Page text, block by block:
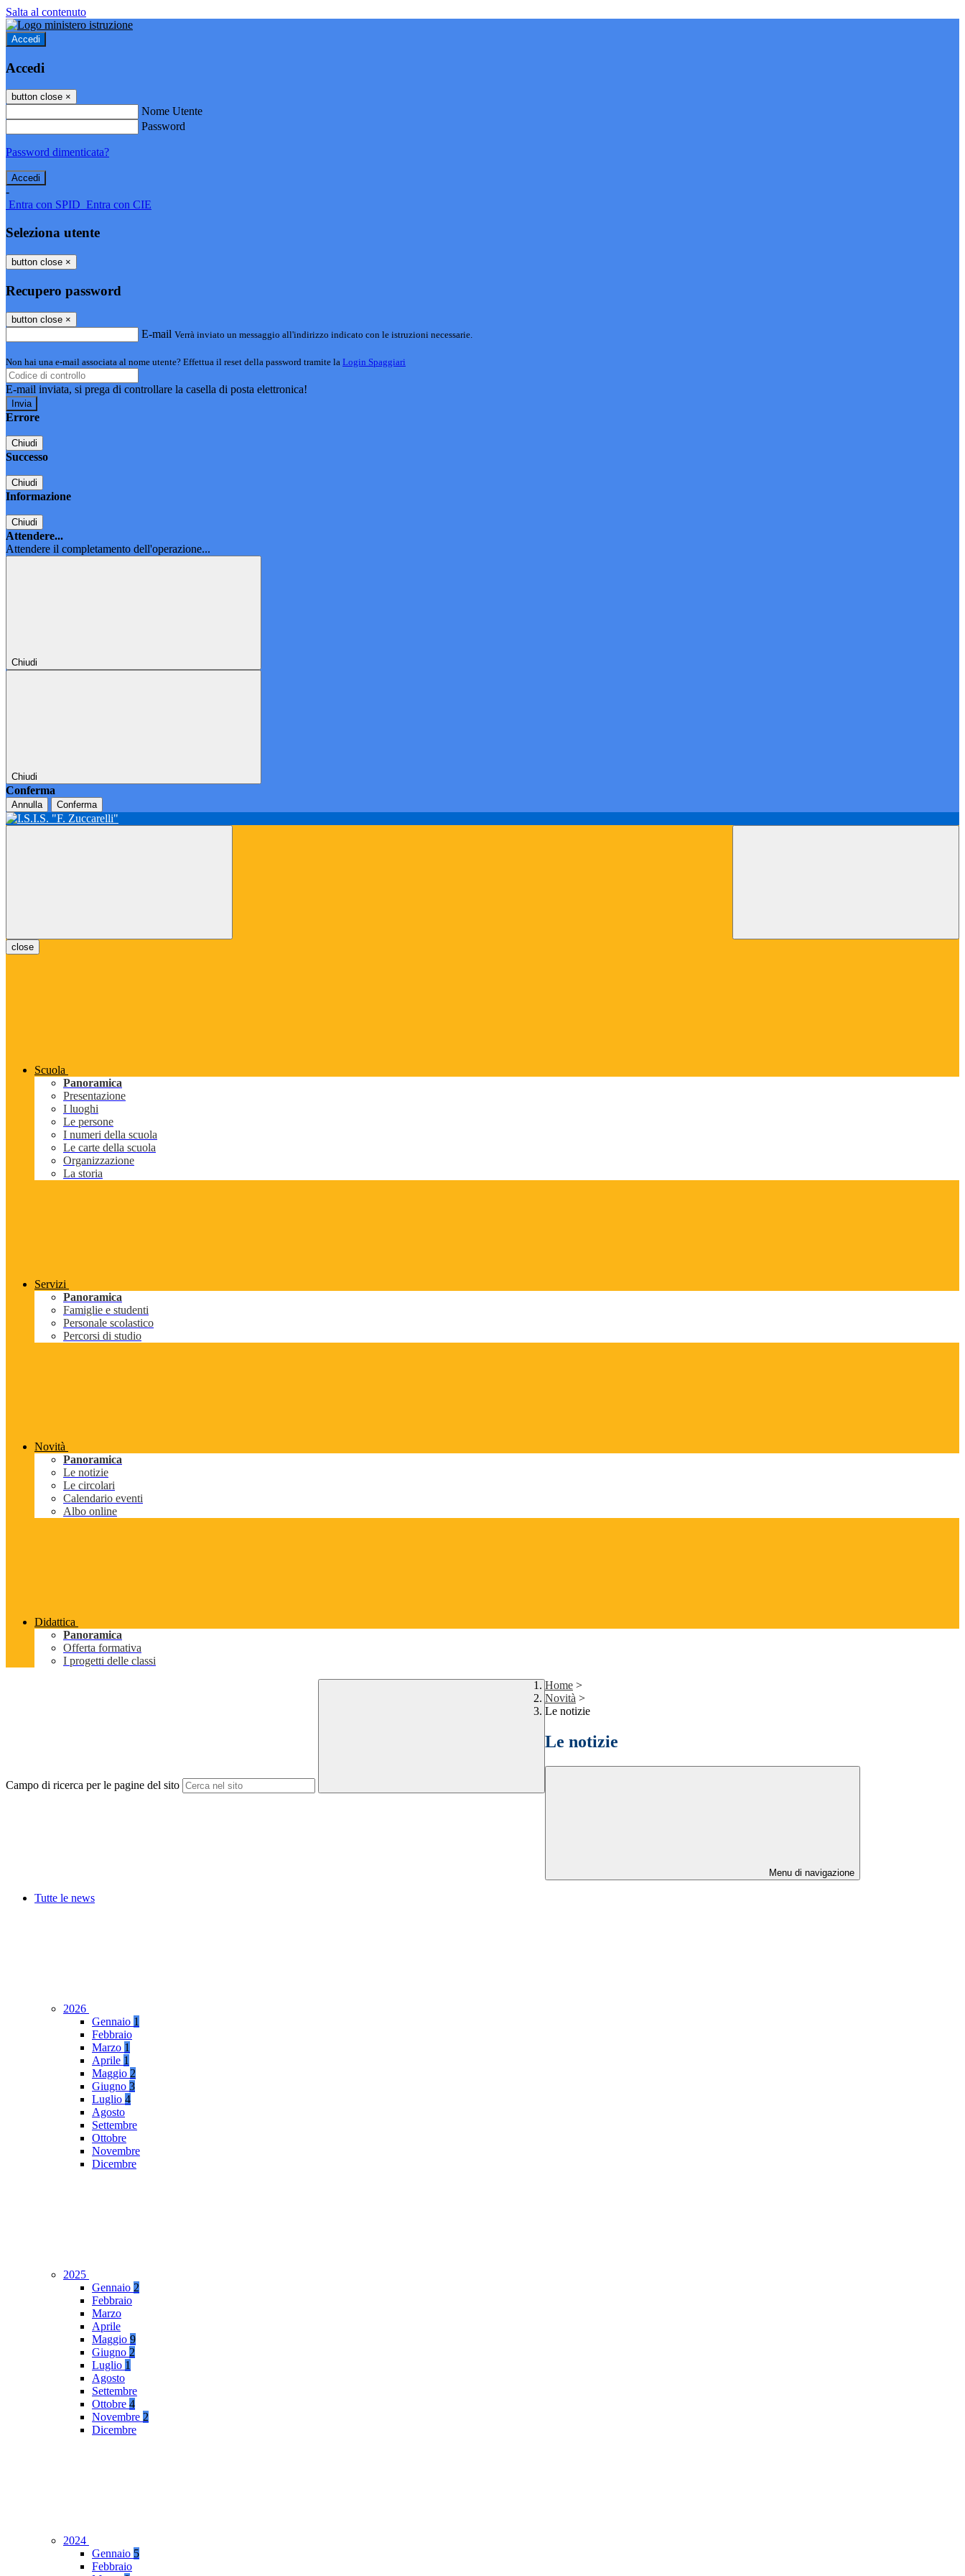
Salta al contenuto
Accedi
Accedi
button close ×
Nome Utente
Password
Password dimenticata?
-
Entra con SPID Entra con CIE
Seleziona utente
button close ×
Recupero password
button close ×
E-mail Verrà inviato un messaggio all'indirizzo indicato con le istruzioni necessarie.
Non hai una e-mail associata al nome utente? Effettua il reset della password tramite la Login Spaggiari
E-mail inviata, si prega di controllare la casella di posta elettronica!
Errore
Chiudi
Successo
Chiudi
Informazione
Chiudi
Attendere...
Attendere il completamento dell'operazione...
Chiudi
Chiudi
Conferma
Annulla Conferma
close
Scuola
Panoramica
Presentazione
I luoghi
Le persone
I numeri della scuola
Le carte della scuola
Organizzazione
La storia
Servizi
Panoramica
Famiglie e studenti
Personale scolastico
Percorsi di studio
Novità
Panoramica
Le notizie
Le circolari
Calendario eventi
Albo online
Didattica
Panoramica
Offerta formativa
I progetti delle classi
Campo di ricerca per le pagine del sito
Home >
Novità >
Le notizie
Le notizie
Menu di navigazione
Tutte le news
2026
Gennaio 1
Febbraio
Marzo 1
Aprile 1
Maggio 2
Giugno 3
Luglio 4
Agosto
Settembre
Ottobre
Novembre
Dicembre
2025
Gennaio 2
Febbraio
Marzo
Aprile
Maggio 9
Giugno 2
Luglio 1
Agosto
Settembre
Ottobre 4
Novembre 2
Dicembre
2024
Gennaio 5
Febbraio